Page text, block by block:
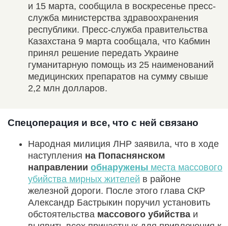
и 15 марта, сообщила в воскресенье пресс-
служба министерства здравоохранения
республики. Пресс-служба правительства
Казахстана 9 марта сообщала, что Кабмин
принял решение передать Украине
гуманитарную помощь из 25 наименований
медицинских препаратов на сумму свыше
2,2 млн долларов.
Спецоперация и все, что с ней связано
Народная милиция ЛНР заявила, что в ходе
наступления на Попаснянском
направлении обнаружены места массового
убийства мирных жителей в районе
железной дороги. После этого глава СКР
Александр Бастрыкин поручил установить
обстоятельства массового убийства и